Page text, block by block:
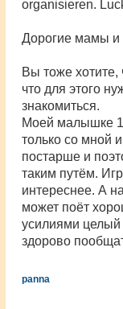
щ
и
organisieren.
Дорогие мамы и
Вы тоже
что для этого
знакомиться.
Моей малышке
только со мной
постарше и
таким путём.
интереснее. А
может поёт
усилиями целый
здорово
panna